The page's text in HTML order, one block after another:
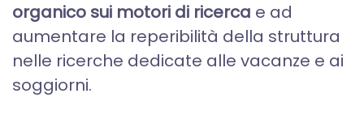
organico sui motori di ricerca e ad
aumentare la reperibilità della struttura
nelle ricerche dedicate alle vacanze e ai
soggiorni.